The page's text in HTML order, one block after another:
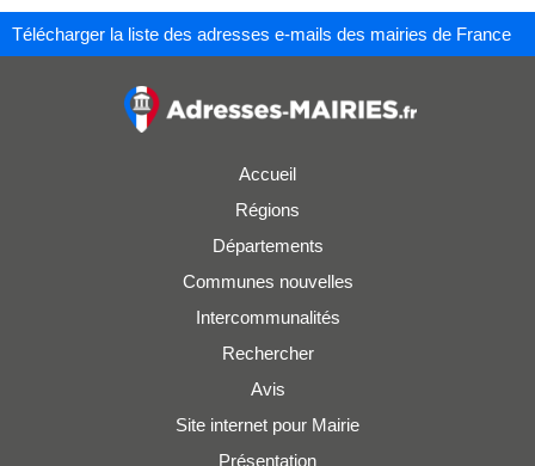
Télécharger la liste des adresses e-mails des mairies de France
Accueil
Régions
Départements
Communes nouvelles
Intercommunalités
Rechercher
Avis
Site internet pour Mairie
Présentation